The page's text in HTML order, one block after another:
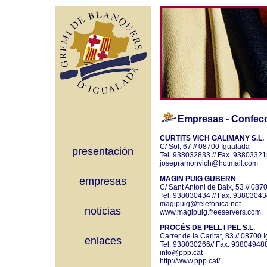
presentación
empresas
noticias
enlaces
Empresas-
CURTITS VICH GALIMANY S.L.
C/ Sol, 67 // 08700 Igualada
Tel. 938032833 // Fax.
josepramonvich@hotmail.com
MAGIN PUIG GUBERN
C/ Sant Antoni de Baix, 53 //
Tel. 938030434 // Fax.
magipuig@telefonica.net
www.magipuig.freeservers.com
PROCÈS DE PELL I PEL S.L.
Carrer de la Caritat, 83 // 08700
Tel. 938030266// Fax.
info@ppp.cat
http://www.ppp.cat/